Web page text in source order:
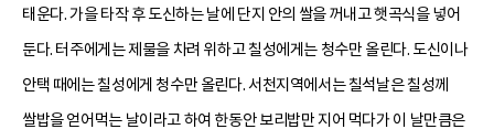
태운다. 가을 타작 후 도신하는 날에 단지 안의 쌀을 꺼내고 햇곡식을 넣어
둔다. 터주에게는 제물을 차려 위하고 칠성에게는 청수만 올린다. 도신이나
안택 때에는 칠성에게 청수만 올린다. 서천지역에서는 칠석날은 칠성께
쌀밥을 얻어먹는 날이라고 하여 한동안 보리밥만 지어 먹다가 이 날만큼은